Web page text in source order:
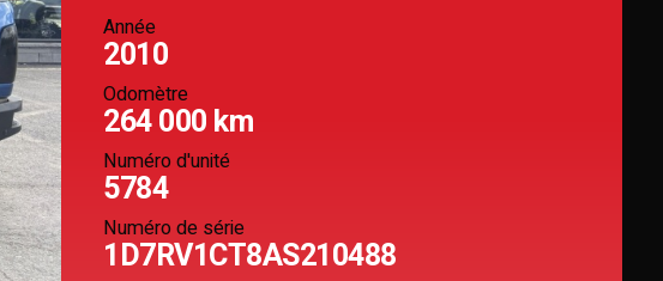
Année
2010
Odomètre
264 000 km
Numéro d'unité
5784
Numéro de série
1D7RV1CT8AS210488